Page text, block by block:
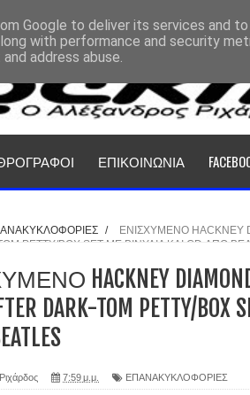
ΕΠΙΚΟΙΝΩΝΙΑ
/
ΕΝΙΣΧΥΜΕΝΟ HACKNEY
PETTY/BOX SET ΜΕ ΒΙΝΥΛΙΑ ΚΑΙ CD ΑΠΟ
HACKNEY
DARK-TOM PETTY/
7:59 μ.μ. ΕΠΑΝΑΚΥΚΛΟΦΟΡΙΕΣ
Google to deliver its services and
with performance and security
address abuse.